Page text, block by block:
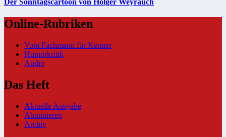
Online-Rubriken
Vom Fachmann für Kenner
Humorkritik
Audio
Das Heft
Aktuelle Ausgabe
Abonnieren
Archiv